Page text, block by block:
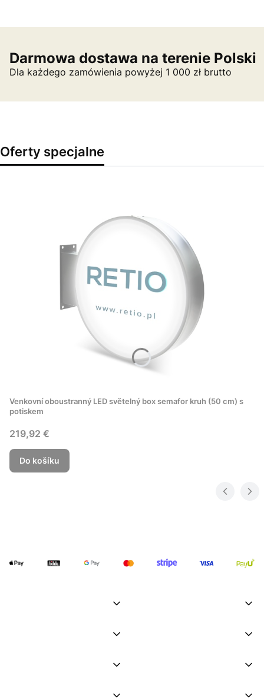
Darmowa dostawa na terenie Polski
Dla każdego zamówienia powyżej 1 000 zł brutto
Oferty specjalne
Venkovní oboustranný LED světelný box semafor kruh (50 cm) s
potiskem
Cena
219,92 €
Do košíku